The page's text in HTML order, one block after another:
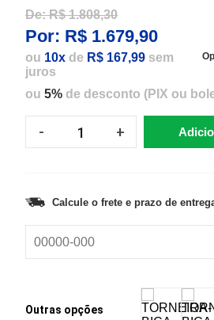
De:R$ 1.808,30
Por: R$ 1.679,90
ou 10x de R$ 167,99 sem
juros
ou 5% de desconto (PIX ou
Calcule o frete e prazo de
Outras opções